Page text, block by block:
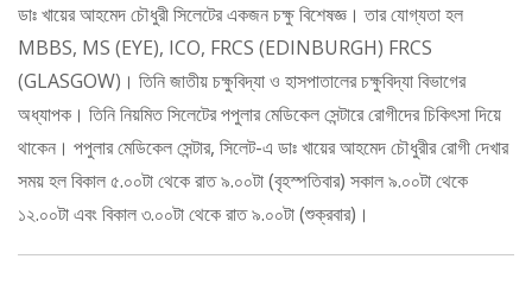
ডাঃ খায়ের আহমেদ চৌধুরী সিলেটের একজন চক্ষু বিশেষজ্ঞ। তার যোগ্যতা হল
MBBS, MS (EYE), ICO, FRCS (EDINBURGH) FRCS
(GLASGOW)। তিনি জাতীয় চক্ষুবিদ্যা ও হাসপাতালের চক্ষুবিদ্যা বিভাগের
অধ্যাপক। তিনি নিয়মিত সিলেটের পপুলার মেডিকেল সেন্টারে রোগীদের চিকিৎসা দিয়ে
থাকেন। পপুলার মেডিকেল সেন্টার, সিলেট-এ ডাঃ খায়ের আহমেদ চৌধুরীর রোগী দেখার
সময় হল বিকাল ৫.০০টা থেকে রাত ৯.০০টা (বৃহস্পতিবার) সকাল ৯.০০টা থেকে
১২.০০টা এবং বিকাল ৩.০০টা থেকে রাত ৯.০০টা (শুক্রবার)।